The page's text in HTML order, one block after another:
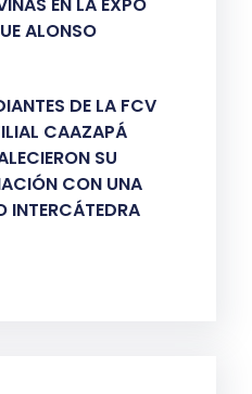
ALONSO
DE LA FCV
CAAZAPÁ
SU
CON UNA
INTERCÁTEDRA